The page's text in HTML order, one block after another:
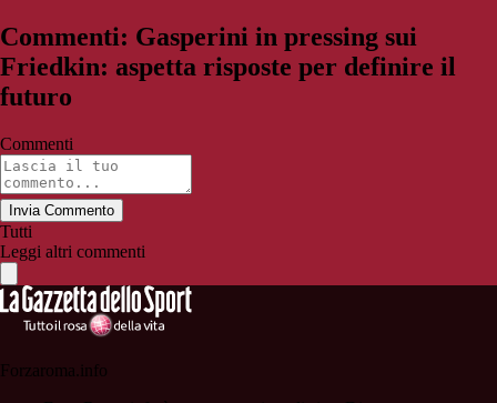
Commenti: Gasperini in pressing sui
Friedkin: aspetta risposte per definire il
futuro
Commenti
Invia Commento
Tutti
Leggi altri commenti
Forzaroma.info